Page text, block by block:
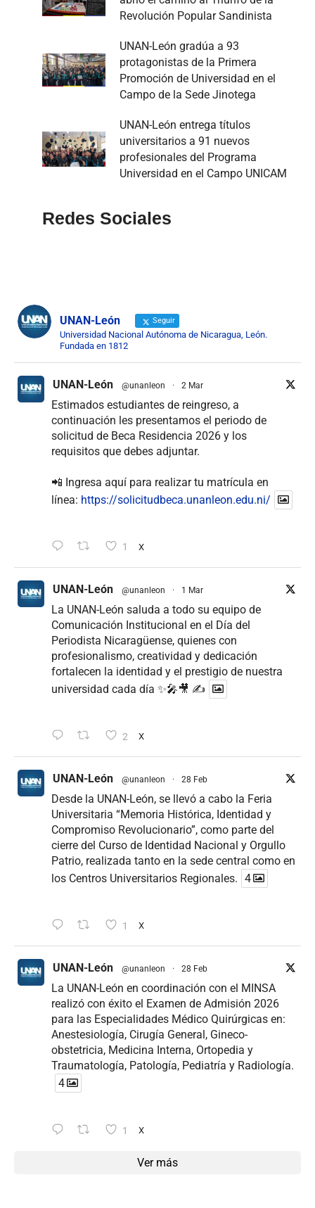
Revolución Popular Sandinista
UNAN-León gradúa a 93
protagonistas de la Primera
Promoción de Universidad en el
Campo de la Sede Jinotega
UNAN-León entrega títulos
universitarios a 91 nuevos
profesionales del Programa
Universidad en el Campo UNICAM
Redes Sociales
UNAN-León Seguir
Universidad Nacional Autónoma de Nicaragua, León.
Fundada en 1812
UNAN-León @unanleon · 2 Mar
Estimados estudiantes de reingreso, a
continuación les presentamos el periodo de
solicitud de Beca Residencia 2026 y los
requisitos que debes adjuntar.
📲 Ingresa aquí para realizar tu matrícula en
línea: https://solicitudbeca.unanleon.edu.ni/
1 X
UNAN-León @unanleon · 1 Mar
La UNAN-León saluda a todo su equipo de
Comunicación Institucional en el Día del
Periodista Nicaragüense, quienes con
profesionalismo, creatividad y dedicación
fortalecen la identidad y el prestigio de nuestra
universidad cada día ✨🎤🎥 ✍
2 X
UNAN-León @unanleon · 28 Feb
Desde la UNAN-León, se llevó a cabo la Feria
Universitaria “Memoria Histórica, Identidad y
Compromiso Revolucionario”, como parte del
cierre del Curso de Identidad Nacional y Orgullo
Patrio, realizada tanto en la sede central como en
los Centros Universitarios Regionales. 4
1 X
UNAN-León @unanleon · 28 Feb
La UNAN-León en coordinación con el MINSA
realizó con éxito el Examen de Admisión 2026
para las Especialidades Médico Quirúrgicas en:
Anestesiología, Cirugía General, Gineco-
obstetricia, Medicina Interna, Ortopedia y
Traumatología, Patología, Pediatría y Radiología.
4
1 X
Ver más